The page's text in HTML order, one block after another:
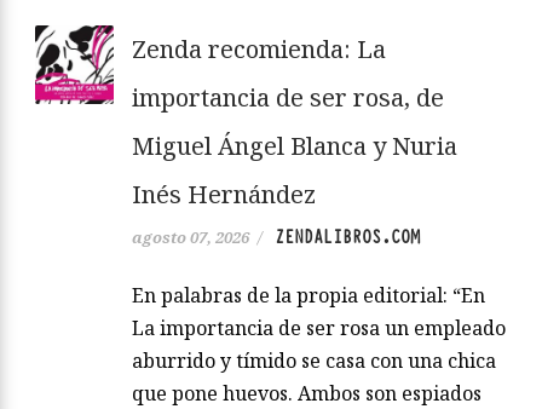
Zenda recomienda: La
importancia de ser rosa, de
Miguel Ángel Blanca y Nuria
Inés Hernández
agosto 07, 2026 / ZENDALIBROS.COM
En palabras de la propia editorial: “En
La importancia de ser rosa un empleado
aburrido y tímido se casa con una chica
que pone huevos. Ambos son espiados